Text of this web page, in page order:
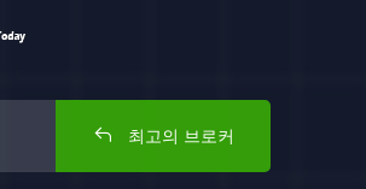
최고의 브로커